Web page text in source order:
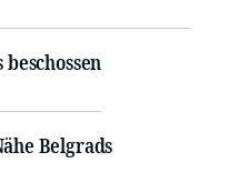
Belgrads